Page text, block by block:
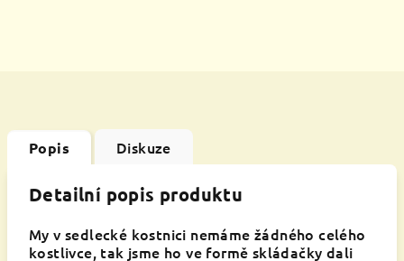
Popis Diskuze
Detailní popis produktu
My v sedlecké kostnici nemáme žádného celého
kostlivce, tak jsme ho ve formě skládačky dali